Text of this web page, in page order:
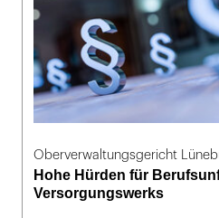
Oberverwaltungsgericht
Hohe Hürden für
Versorgungswerks